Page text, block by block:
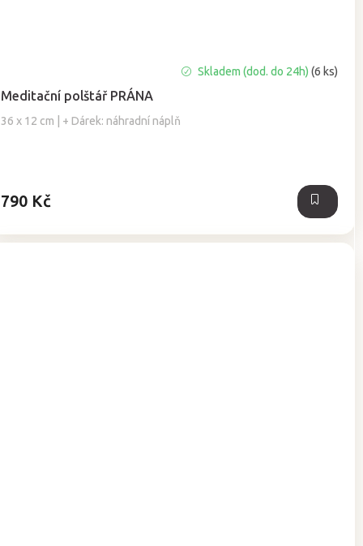
Meditační polštář PRÁNA
36 x 12 cm | + Dárek: náhradní náplň
hodnocení
produktu
je
Skladem (dod. do 24h)(6 ks)
790 Kč